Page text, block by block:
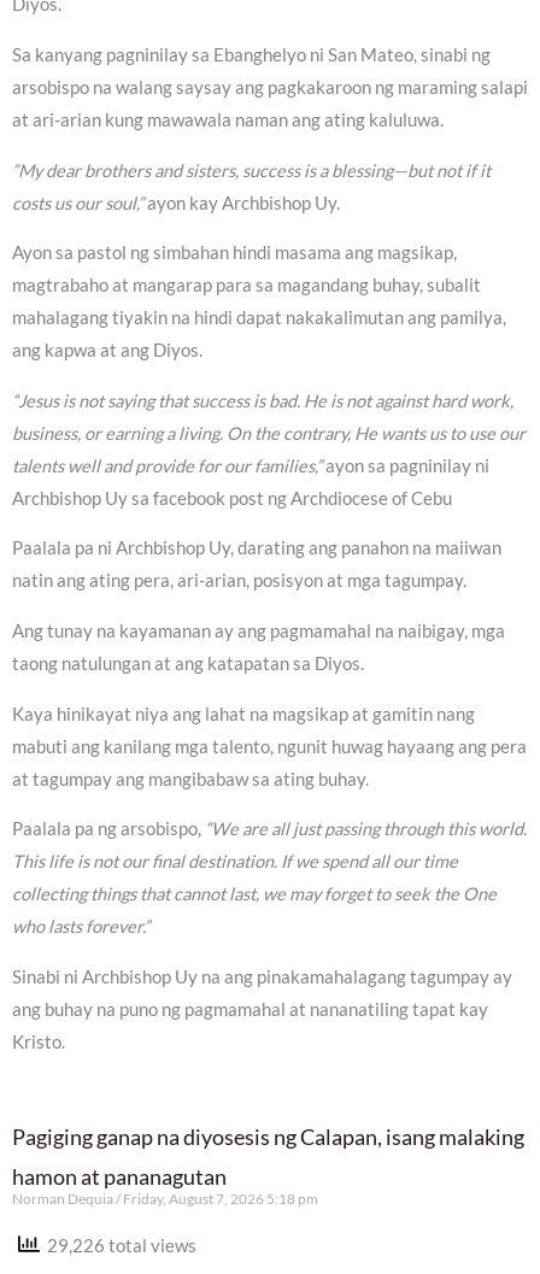
Diyos.
Sa kanyang pagninilay sa Ebanghelyo ni San Mateo, sinabi ng
arsobispo na walang saysay ang pagkakaroon ng maraming salapi
at ari-arian kung mawawala naman ang ating kaluluwa.
“My dear brothers and sisters, success is a blessing—but not if it
costs us our soul,”ayon kay Archbishop Uy.
Ayon sa pastol ng simbahan hindi masama ang magsikap,
magtrabaho at mangarap para sa magandang buhay, subalit
mahalagang tiyakin na hindi dapat nakakalimutan ang pamilya,
ang kapwa at ang Diyos.
“Jesus is not saying that success is bad. He is not against hard work,
business, or earning a living. On the contrary, He wants us to use our
talents well and provide for our families,”ayon sa pagninilay ni
Archbishop Uy sa facebook post ng Archdiocese of Cebu
Paalala pa ni Archbishop Uy, darating ang panahon na maiiwan
natin ang ating pera, ari-arian, posisyon at mga tagumpay.
Ang tunay na kayamanan ay ang pagmamahal na naibigay, mga
taong natulungan at ang katapatan sa Diyos.
Kaya hinikayat niya ang lahat na magsikap at gamitin nang
mabuti ang kanilang mga talento, ngunit huwag hayaang ang pera
at tagumpay ang mangibabaw sa ating buhay.
Paalala pa ng arsobispo, “We are all just passing through this world.
This life is not our final destination. If we spend all our time
collecting things that cannot last, we may forget to seek the One
who lasts forever.”
Sinabi ni Archbishop Uy na ang pinakamahalagang tagumpay ay
ang buhay na puno ng pagmamahal at nananatiling tapat kay
Kristo.
Pagiging ganap na diyosesis ng Calapan, isang malaking
hamon at pananagutan
Norman Dequia Friday, August 7, 2026 5:18 pm
29,226 total views